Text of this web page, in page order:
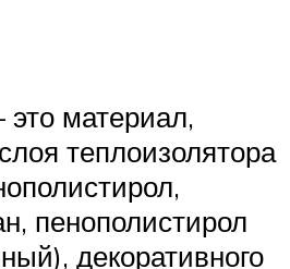
материал,
теплоизолятора
пенополистирол
декоративного